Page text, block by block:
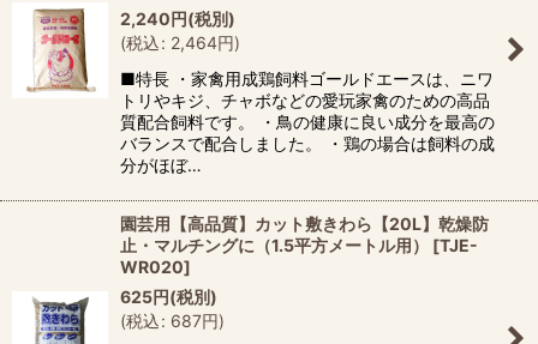
2,240円(税別)
(税込: 2,464円)
■特長 ・家禽用成鶏飼料ゴールドエースは、ニワ
トリやキジ、チャボなどの愛玩家禽のための高品
質配合飼料です。 ・鳥の健康に良い成分を最高の
バランスで配合しました。 ・鶏の場合は飼料の成
分がほぼ…
園芸用【高品質】カット敷きわら【20L】乾燥防
止・マルチングに（1.5平方メートル用）
[TJE-
WR020]
625円(税別)
(税込: 687円)